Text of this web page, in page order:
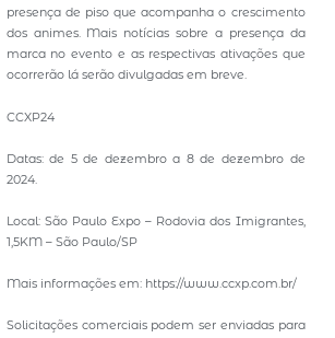
presença de piso que acompanha o crescimento
dos animes. Mais notícias sobre a presença da
marca no evento e as respectivas ativações que
ocorrerão lá serão divulgadas em breve.
CCXP24
Datas: de 5 de dezembro a 8 de dezembro de
2024.
Local: São Paulo Expo – Rodovia dos Imigrantes,
1,5KM – São Paulo/SP
Mais informações em: https://www.ccxp.com.br/
Solicitações comerciais podem ser enviadas para